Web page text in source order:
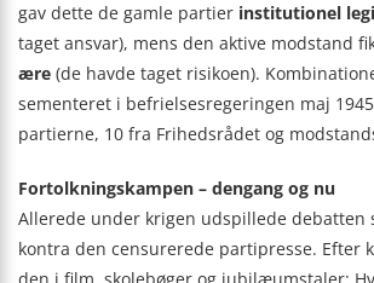
gav dette de gamle partier institutionel
taget ansvar), mens den aktive modstand
ære (de havde taget risikoen).
sementeret i befrielsesregeringen maj
partierne, 10 fra Frihedsrådet og
Fortolkningskampen – dengang og nu
Allerede under krigen udspillede debatten
kontra den censurerede partipresse. Efter